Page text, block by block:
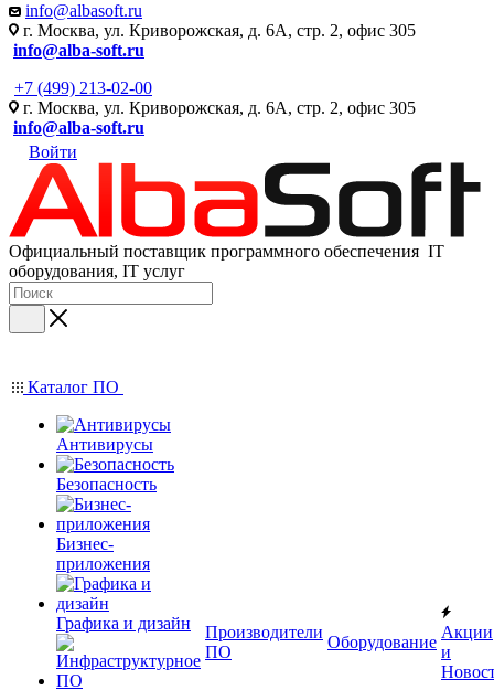
info@albasoft.ru
г. Москва, ул. Криворожская, д. 6А, стр. 2, офис 305
info@alba-soft.ru
+7 (499) 213-02-00
г. Москва, ул. Криворожская, д. 6А, стр. 2, офис 305
info@alba-soft.ru
Войти
Официальный поставщик программного обеспечения IT
оборудования, IT услуг
Каталог ПО
Антивирусы
Безопасность
Бизнес-
приложения
Графика и дизайн
Производители
ПО
Оборудование
Акции
и